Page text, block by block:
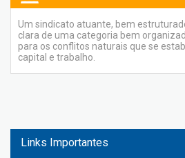
Um sindicato atuante, bem
clara de uma categoria bem
para os conflitos naturais que se
capital e trabalho.
Links Importantes